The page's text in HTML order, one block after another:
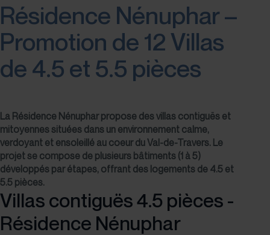
Résidence Nénuphar –
Promotion de 12 Villas
de 4.5 et 5.5 pièces
La Résidence Nénuphar propose des villas contiguës et
mitoyennes situées dans un environnement calme,
verdoyant et ensoleillé au coeur du Val-de-Travers. Le
projet se compose de plusieurs bâtiments (1 à 5)
développés par étapes, offrant des logements de 4.5 et
5.5 pièces.
Villas contiguës 4.5 pièces -
Résidence Nénuphar